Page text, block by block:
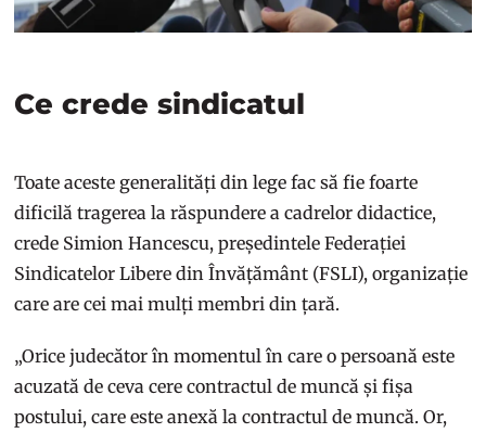
Ce crede sindicatul
Toate aceste generalități din lege fac să fie foarte
dificilă tragerea la răspundere a cadrelor didactice,
crede Simion Hancescu, președintele Federației
Sindicatelor Libere din Învățământ (FSLI), organizație
care are cei mai mulți membri din țară.
„Orice judecător în momentul în care o persoană este
acuzată de ceva cere contractul de muncă și fișa
postului, care este anexă la contractul de muncă. Or,